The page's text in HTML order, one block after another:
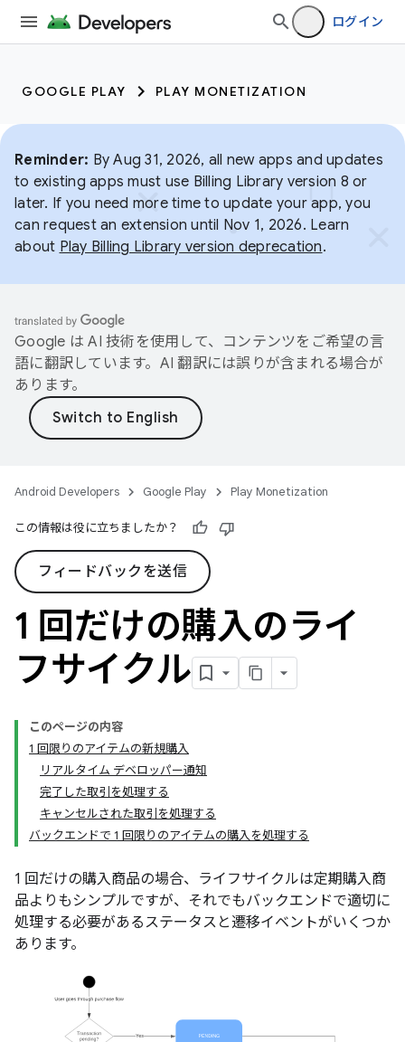
ログイン
GOOGLE PLAY PLAY MONETIZATION
Reminder: By Aug 31, 2026, all new apps and updates
to existing apps must use Billing Library version 8 or
later. If you need more time to update your app, you
can request an extension until Nov 1, 2026. Learn
about Play Billing Library version deprecation.
Google は AI 技術を使用して、コンテンツをご希望の言
語に翻訳しています。AI 翻訳には誤りが含まれる場合が
あります。
Android Developers Google Play Play Monetization
この情報は役に立ちましたか？
フィードバックを送信
1 回だけの購入のライ
フサイクル
このページの内容
1 回限りのアイテムの新規購入
リアルタイム デベロッパー通知
完了した取引を処理する
キャンセルされた取引を処理する
バックエンドで 1 回限りのアイテムの購入を処理する
1 回だけの購入商品の場合、ライフサイクルは定期購入商
品よりもシンプルですが、それでもバックエンドで適切に
処理する必要があるステータスと遷移イベントがいくつか
あります。